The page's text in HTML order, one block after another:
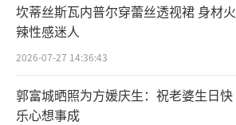
坎蒂丝斯瓦内普尔穿蕾丝透视裙 身材火
辣性感迷人
2026-07-27 14:36:43
郭富城晒照为方媛庆生：祝老婆生日快
乐心想事成